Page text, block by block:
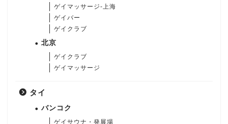
ゲイマッサージ-上海
ゲイバー
ゲイクラブ
北京
ゲイクラブ
ゲイマッサージ
タイ
バンコク
ゲイサウナ・発展場